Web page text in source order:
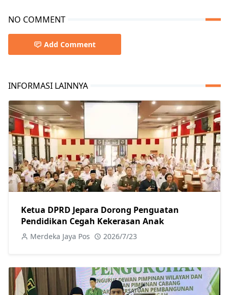
NO COMMENT
Add Comment
INFORMASI LAINNYA
Ketua DPRD Jepara Dorong Penguatan
Pendidikan Cegah Kekerasan Anak
Merdeka Jaya Pos 2026/7/23